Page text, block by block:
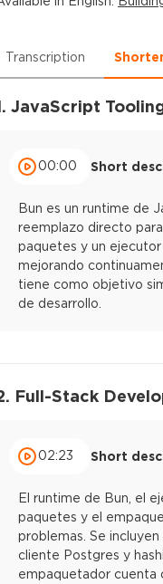
Transcription
JavaScript
00:00 Short
Bun es un runtime de
reemplazo directo
paquetes y un
mejorando
tiene como objetivo
de desarrollo.
Full-Stack
02:23 Short
El runtime de Bun, el
paquetes y el
problemas. Se
cliente Postgres y
empaquetador cuenta